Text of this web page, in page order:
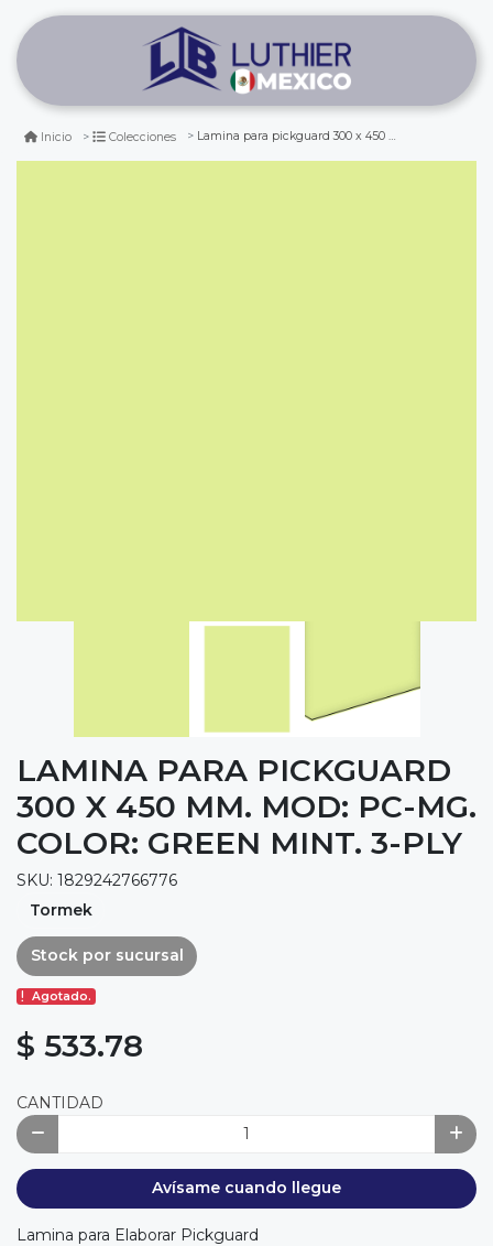
Inicio Colecciones Lamina para pickguard 300 x 450 mm. mod: pc-mg. color: green mint. 3-ply
LAMINA PARA PICKGUARD
300 X 450 MM. MOD: PC-MG.
COLOR: GREEN MINT. 3-PLY
SKU: 1829242766776
Tormek
Stock por sucursal
Agotado.
$ 533.78
CANTIDAD
Avísame cuando llegue
Lamina para Elaborar Pickguard